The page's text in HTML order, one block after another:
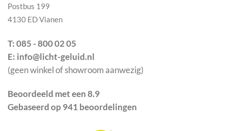
Postbus 199
4130 ED Vianen
T: 085 - 800 02 05
E: info@licht-geluid.nl
(geen winkel of showroom aanwezig)
Beoordeeld met een 8.9
Gebaseerd op 941 beoordelingen